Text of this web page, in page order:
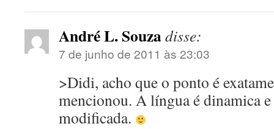
André L. Souzadisse:
7 de junho de 2011 às 23:03
>Didi, acho que o ponto é
mencionou. A língua é dinamica
modificada.